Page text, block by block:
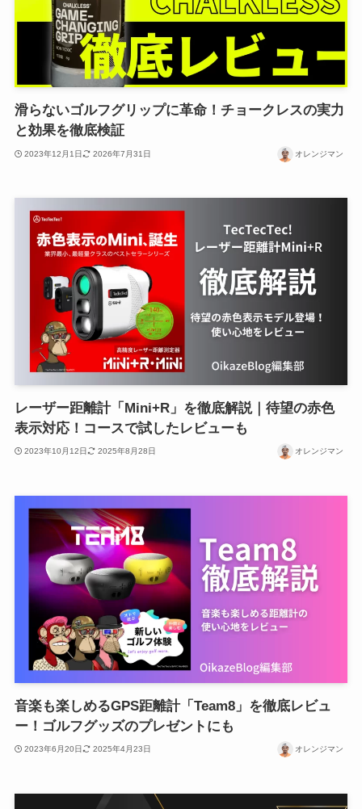
滑らないゴルフグリップに革命！チョークレスの実力
と効果を徹底検証
2023年12月1日 2026年7月31日 オレンジマン
レーザー距離計「Mini+R」を徹底解説｜待望の赤色
表示対応！コースで試したレビューも
2023年10月12日 2025年8月28日 オレンジマン
音楽も楽しめるGPS距離計「Team8」を徹底レビュ
ー！ゴルフグッズのプレゼントにも
2023年6月20日 2025年4月23日 オレンジマン